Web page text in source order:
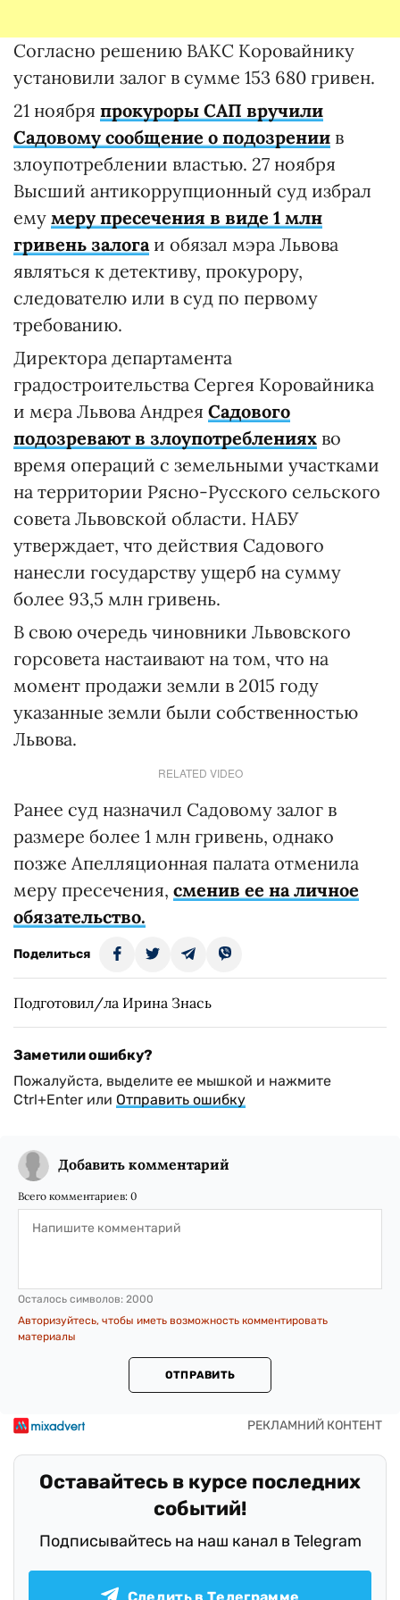
Согласно решению ВАКС Коровайнику
установили залог в сумме 153 680 гривен.
21 ноября прокуроры САП вручили
Садовому сообщение о подозрении в
злоупотреблении властью. 27 ноября
Высший антикоррупционный суд избрал
ему меру пресечения в виде 1 млн
гривень залогаи обязал мэра Львова
являться к детективу, прокурору,
следователю или в суд по первому
требованию.
Директора департамента
градостроительства Сергея Коровайника
и мєра Львова Андрея Садового
подозревают в злоупотреблениях во
время операций с земельными участками
на территории Рясно-Русского сельского
совета Львовской области. НАБУ
утверждает, что действия Садового
нанесли государству ущерб на сумму
более 93,5 млн гривень.
В свою очередь чиновники Львовского
горсовета настаивают на том, что на
момент продажи земли в 2015 году
указанные земли были собственностью
Львова.
RELATED VIDEO
Ранее суд назначил Садовому залог в
размере более 1 млн гривень, однако
позже Апелляционная палата отменила
меру пресечения, сменив ее на личное
обязательство.
Поделиться
Подготовил/ла Ирина Знась
Заметили ошибку?
Пожалуйста, выделите ее мышкой и нажмите
Ctrl+Enter или Отправить ошибку
Добавить комментарий
Всего комментариев: 0
Осталось символов: 2000
Авторизуйтесь, чтобы иметь возможность комментировать
материалы
ОТПРАВИТЬ
Оставайтесь в курсе последних
событий!
Подписывайтесь на наш канал в Telegram
Следить в Телеграмме